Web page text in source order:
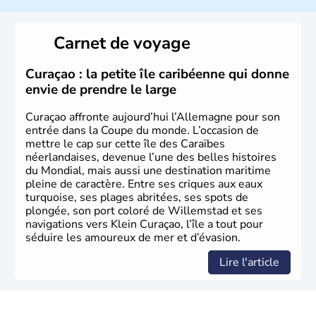
lesquelles bénéficient d'une grande autonomie. Le pays
peut se targuer de grands noms qu'il a vu naître dans tous
les domaines, des arts à la politique en passant par la
philosophie. Hertz, Gutenberg, Heidegger, Thomas Mann,
Herman Hesse ou bien Hegel en font partie.
Carnet de voyage
Curaçao : la petite île caribéenne qui donne
envie de prendre le large
Curaçao affronte aujourd’hui l’Allemagne pour son
entrée dans la Coupe du monde. L’occasion de
mettre le cap sur cette île des Caraïbes
néerlandaises, devenue l’une des belles histoires
du Mondial, mais aussi une destination maritime
pleine de caractère. Entre ses criques aux eaux
turquoise, ses plages abritées, ses spots de
plongée, son port coloré de Willemstad et ses
navigations vers Klein Curaçao, l’île a tout pour
séduire les amoureux de mer et d’évasion.
Lire l'article